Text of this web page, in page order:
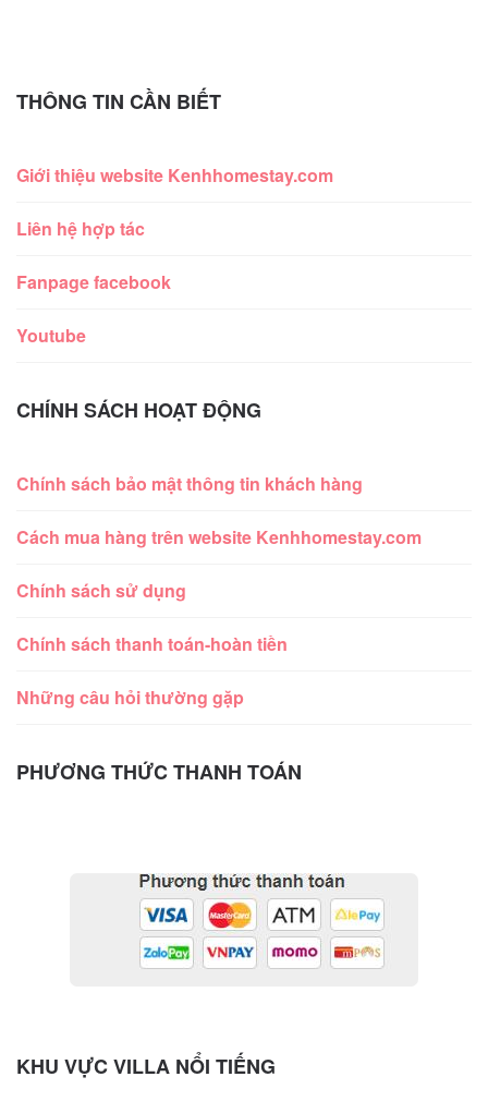
THÔNG TIN CẦN BIẾT
Giới thiệu website Kenhhomestay.com
Liên hệ hợp tác
Fanpage facebook
Youtube
CHÍNH SÁCH HOẠT ĐỘNG
Chính sách bảo mật thông tin khách hàng
Cách mua hàng trên website Kenhhomestay.com
Chính sách sử dụng
Chính sách thanh toán-hoàn tiền
Những câu hỏi thường gặp
PHƯƠNG THỨC THANH TOÁN
KHU VỰC VILLA NỔI TIẾNG